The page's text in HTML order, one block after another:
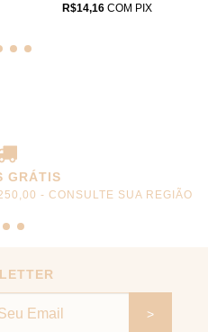
R$14,16 COM PIX
GRÁTIS
- CONSULTE SUA REGIÃO